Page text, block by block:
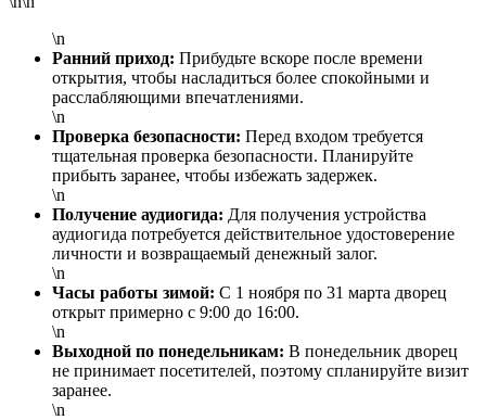
\n
Ранний приход: Прибудьте вскоре после времени
открытия, чтобы насладиться более спокойными и
расслабляющими впечатлениями.
\n
Проверка безопасности: Перед входом требуется
тщательная проверка безопасности. Планируйте
прибыть заранее, чтобы избежать задержек.
\n
Получение аудиогида: Для получения устройства
аудиогида потребуется действительное удостоверение
личности и возвращаемый денежный залог.
\n
Часы работы зимой: С 1 ноября по 31 марта дворец
открыт примерно с 9:00 до 16:00.
\n
Выходной по понедельникам: В понедельник дворец
не принимает посетителей, поэтому спланируйте визит
заранее.
\n